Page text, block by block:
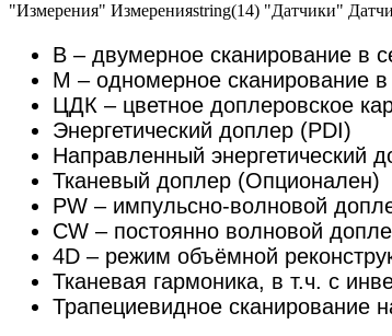
"Измерения" Измеренияstring(14) "Датчики"
В – двумерное сканирование в
М – одномерное сканирование
ЦДК – цветное доплеровское
Энергетический доплер (PDI)
Направленный энергетический
Тканевый доплер (Опционален)
PW – импульсно-волновой
CW – постоянно волновой
4D – режим объёмной
Тканевая гармоника, в т.ч. с
Трапециевидное сканирование